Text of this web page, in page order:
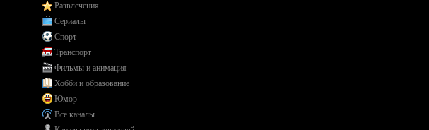
Развлечения
Сериалы
Спорт
Транспорт
Фильмы и анимация
Хобби и образование
Юмор
Все каналы